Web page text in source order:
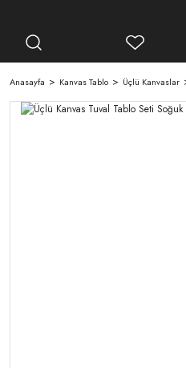
Anasayfa Kanvas Tablo Üçlü Kanvaslar